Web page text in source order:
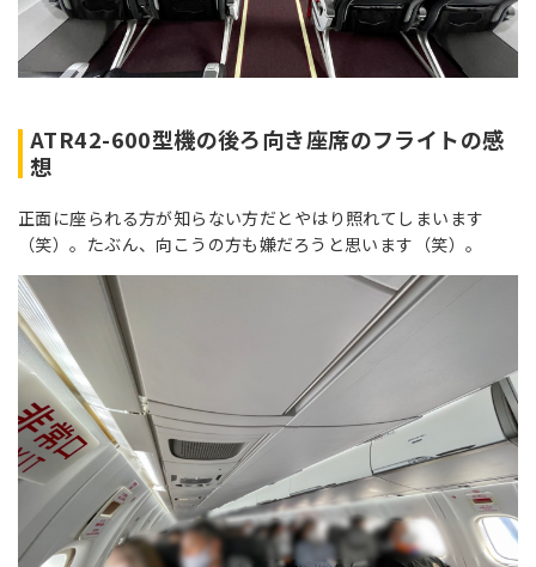
ATR42-600型機の後ろ向き座席のフライトの感
想
正面に座られる方が知らない方だとやはり照れてしまいます
（笑）。たぶん、向こうの方も嫌だろうと思います（笑）。